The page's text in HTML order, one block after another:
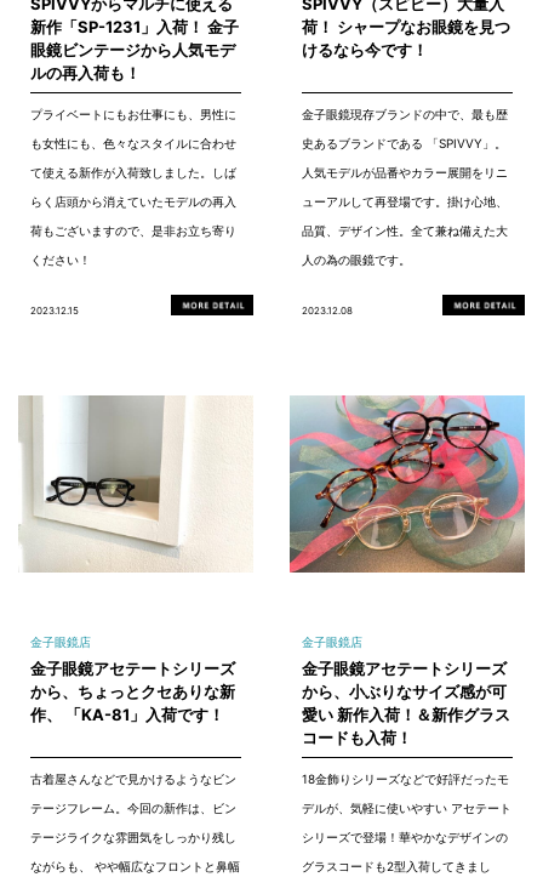
新作「SP-1231」入荷！ 金子
眼鏡ビンテージから人気モデ
ルの再入荷も！
プライベートにもお仕事にも、男性に
も女性にも、色々なスタイルに合わせ
て使える新作が入荷致しました。しば
らく店頭から消えていたモデルの再入
荷もございますので、是非お立ち寄り
ください！
2023.12.15
荷！ シャープなお眼鏡を見つ
けるなら今です！
金子眼鏡現存ブランドの中で、最も歴
史あるブランドである 「SPIVVY」。
人気モデルが品番やカラー展開をリニ
ューアルして再登場です。掛け心地、
品質、デザイン性。全て兼ね備えた大
人の為の眼鏡です。
2023.12.08
金子眼鏡店
金子眼鏡アセテートシリーズ
から、ちょっとクセありな新
作、 「KA-81」入荷です！
古着屋さんなどで見かけるようなビン
テージフレーム。今回の新作は、ビン
テージライクな雰囲気をしっかり残し
ながらも、 やや幅広なフロントと鼻幅
金子眼鏡店
金子眼鏡アセテートシリーズ
から、小ぶりなサイズ感が可
愛い 新作入荷！＆新作グラス
コードも入荷！
18金飾りシリーズなどで好評だったモ
デルが、気軽に使いやすい アセテート
シリーズで登場！華やかなデザインの
グラスコードも2型入荷してきまし